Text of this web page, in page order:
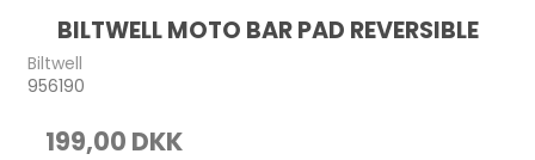
BILTWELL MOTO BAR PAD REVERSIBLE
Biltwell
956190
199,00 DKK